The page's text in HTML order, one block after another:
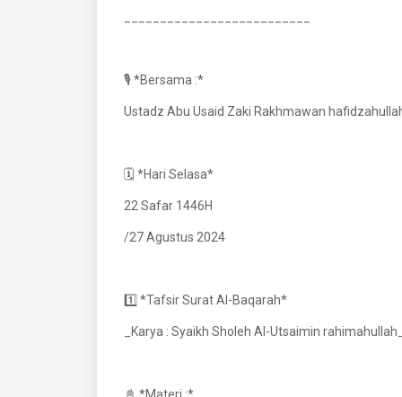
🎙️ *Bersama :*
Ustadz Abu Usaid Zaki Rakhmawan
🗓️ *Hari Selasa*
22 Safar 1446H
/27 Agustus 2024
1️⃣ *Tafsir Surat Al-Baqarah*
_Karya : Syaikh Sholeh Al-Utsaimin